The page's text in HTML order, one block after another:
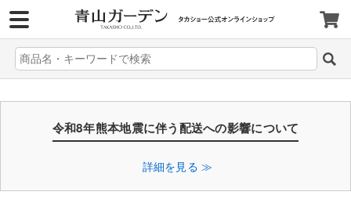
令和8年熊本地震に伴う配送への影響について
詳細を見る ≫